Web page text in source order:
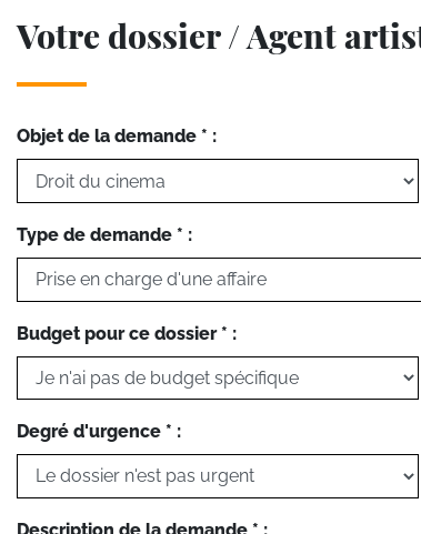
Votre dossier / Agent
Objet de la demande * :
Type de demande * :
Budget pour ce dossier * :
Degré d'urgence * :